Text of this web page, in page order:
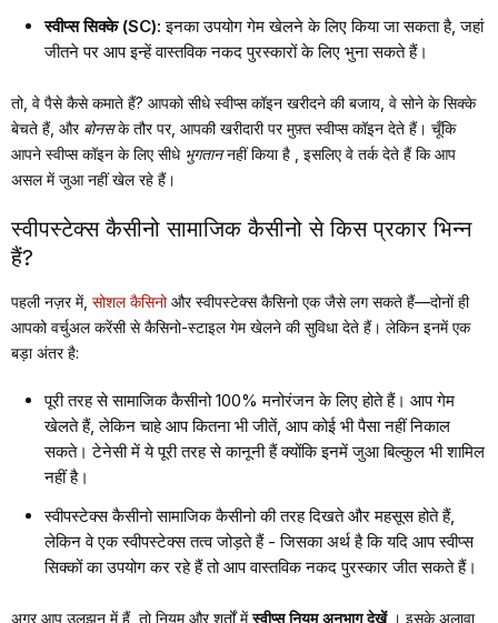
स्वीप्स सिक्के (SC): इनका उपयोग गेम खेलने के लिए किया जा सकता है, जहां
जीतने पर आप इन्हें वास्तविक नकद पुरस्कारों के लिए भुना सकते हैं।
तो, वे पैसे कैसे कमाते हैं? आपको सीधे स्वीप्स कॉइन खरीदने की बजाय, वे सोने के सिक्के
बेचते हैं, और बोनसके तौर पर, आपकी खरीदारी पर मुफ़्त स्वीप्स कॉइन देते हैं। चूँकि
आपने स्वीप्स कॉइन के लिए सीधे भुगतान नहीं किया है
, इसलिए वे तर्क देते हैं कि आप
असल में जुआ नहीं खेल रहे हैं।
स्वीपस्टेक्स कैसीनो सामाजिक कैसीनो से किस प्रकार भिन्न
हैं?
पहली नज़र में, सोशल कैसिनोऔर स्वीपस्टेक्स कैसिनो एक जैसे लग सकते हैं—दोनों ही
आपको वर्चुअल करेंसी से कैसिनो-स्टाइल गेम खेलने की सुविधा देते हैं। लेकिन इनमें एक
बड़ा अंतर है:
पूरी तरह से सामाजिक कैसीनो 100% मनोरंजन के लिए होते हैं। आप गेम
खेलते हैं, लेकिन चाहे आप कितना भी जीतें, आप कोई भी पैसा नहीं निकाल
सकते। टेनेसी में ये पूरी तरह से कानूनी हैं क्योंकि इनमें जुआ बिल्कुल भी शामिल
नहीं है।
स्वीपस्टेक्स कैसीनो सामाजिक कैसीनो की तरह दिखते और महसूस होते हैं,
लेकिन वे एक स्वीपस्टेक्स तत्व जोड़ते हैं - जिसका अर्थ है कि यदि आप स्वीप्स
सिक्कों का उपयोग कर रहे हैं तो आप वास्तविक नकद पुरस्कार जीत सकते हैं।
अगर आप उलझन में हैं, तोनियम और शर्तों मेंस्वीप्स नियम अनुभाग देखें । इसके अलावा,